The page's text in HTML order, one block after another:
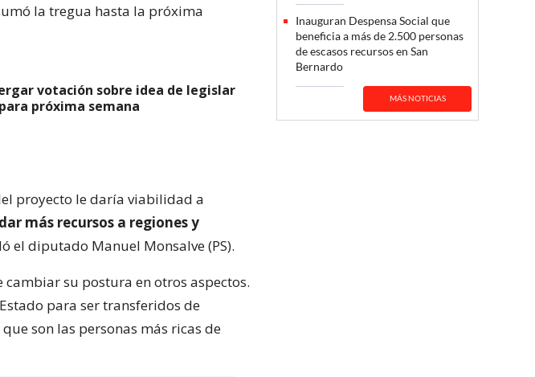
la tregua hasta la próxima
votación sobre idea de legislar
próxima semana
proyecto le daría viabilidad a
dar más recursos a regiones y
el diputado Manuel Monsalve (PS).
su postura en otros aspectos.
para ser transferidos de
son las personas más ricas de
Inauguran Despensa Social que
beneficia a más de 2.500 personas
de escasos recursos en San
Bernardo
MÁS NOTICIAS